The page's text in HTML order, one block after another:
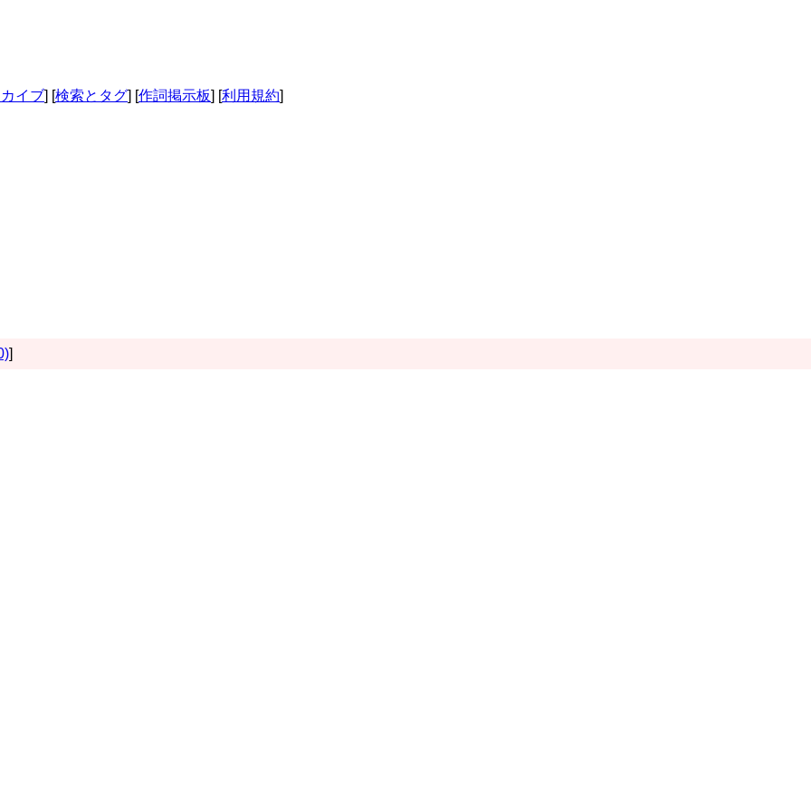
イブ] [検索とタグ] [作詞掲示板] [利用規約]
]